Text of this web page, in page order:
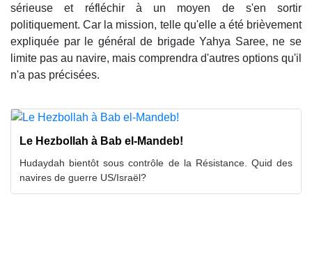
sérieuse et réfléchir à un moyen de s'en sortir
politiquement. Car la mission, telle qu'elle a été brièvement
expliquée par le général de brigade Yahya Saree, ne se
limite pas au navire, mais comprendra d'autres options qu'il
n'a pas précisées.
Le Hezbollah à Bab el-Mandeb!
Hudaydah bientôt sous contrôle de la Résistance. Quid des
navires de guerre US/Israël?